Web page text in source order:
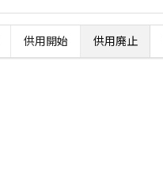
供用開始 供用廃止